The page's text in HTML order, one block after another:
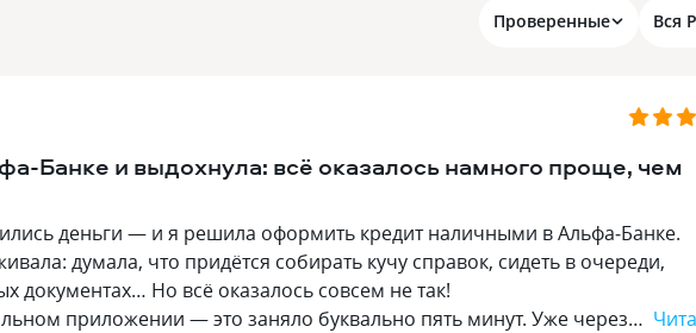
Проверенные Вся
и выдохнула: всё оказалось намного проще, чем
деньги — и я решила оформить кредит наличными в Альфа‑Банке.
думала, что придётся собирать кучу справок, сидеть в очереди,
документах… Но всё оказалось совсем не так!
приложении — это заняло буквально пять минут. Уже через…